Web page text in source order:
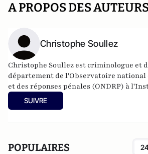
A PROPOS DES
Christophe Soullez
Christophe Soullez est criminologue et
département de l'Observatoire national
et des réponses pénales (ONDRP) à
hautes études de la sécurité et de la
l'auteur de "Histoires criminelles de la
SUIVRE
POPULAIRES